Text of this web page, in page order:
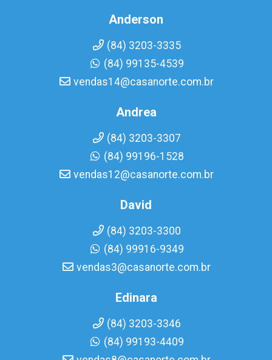
Anderson
(84) 3203-3335
(84) 99135-4539
vendas14@casanorte.com.br
Andrea
(84) 3203-3307
(84) 99196-1528
vendas12@casanorte.com.br
David
(84) 3203-3300
(84) 99916-9349
vendas3@casanorte.com.br
Edinara
(84) 3203-3346
(84) 99193-4409